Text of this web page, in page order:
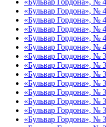
«Бульвар Гордона», №
«Бульвар Гордона», №
«Бульвар Гордона», №
«Бульвар Гордона», №
«Бульвар Гордона», №
«Бульвар Гордона», №
«Бульвар Гордона», №
«Бульвар Гордона», №
«Бульвар Гордона», №
«Бульвар Гордона», №
«Бульвар Гордона», №
«Бульвар Гордона», №
«Бульвар Гордона», №